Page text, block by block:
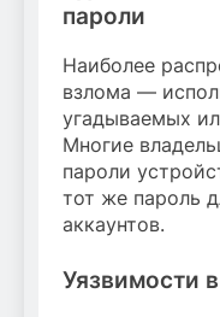
пароли
Наиболее
взлома —
угадываемых
Многие
пароли
тот же пароль
аккаунтов.
Уязвимости